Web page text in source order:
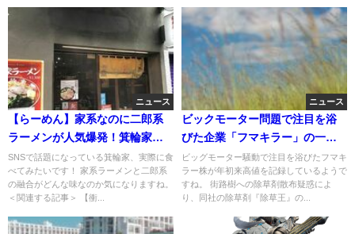
ニュース
【らーめん】家系なのに二郎系
ラーメンが人気爆発！箕輪家の
店主が悩むヒット商品に注目
SNSで話題になっている箕輪家、実際に食
べてみたいです！ 家系ラーメンと二郎系
の融合がどんな味なのか気になりますね。
＜関連する記事＞ 【衝...
ニュース
ビックモーター問題で注目を浴
びた企業「フマキラー」の一人
勝ち！草ｗ
ビッグモーター騒動で注目を浴びたフマキ
ラー株が年初来高値を記録しているようで
すね。 街路樹への除草剤散布疑惑によ
り、同社の除草剤『除草王』の...